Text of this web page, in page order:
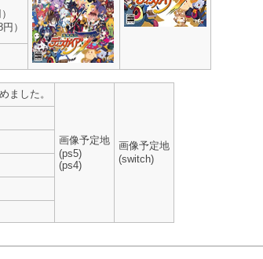
）
ました。
画像予定地
(ps5)
(ps4)
画像予定地
(switch)